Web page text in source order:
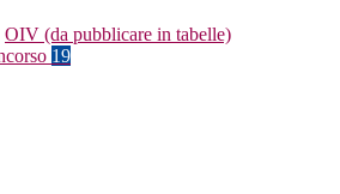
OIV (da pubblicare in tabelle)
19